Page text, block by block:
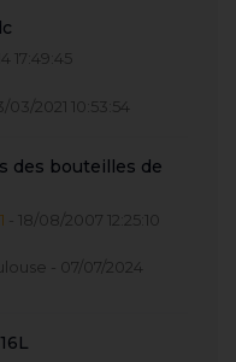
17:49:45
2021 10:53:54
des bouteilles de
- 18/08/2007 12:25:10
- 07/07/2024